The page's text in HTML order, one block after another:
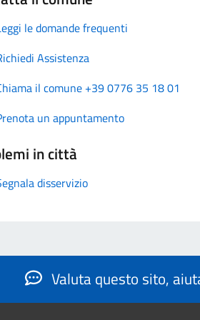
le domande frequenti
Assistenza
il comune +39 0776 35 18 01
un appuntamento
in città
disservizio
Valuta questo sito,